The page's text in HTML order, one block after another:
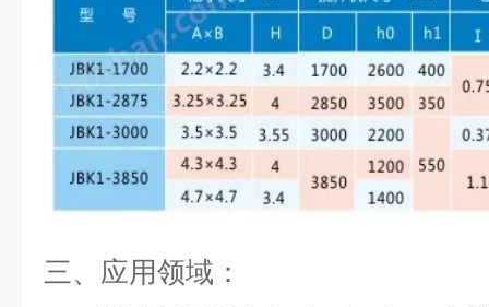
三、 应用领域：